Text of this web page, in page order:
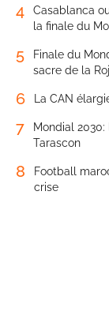
4
Casablanca
la finale du
5
Finale du
sacre de la
6 La CAN
7
Mondial
Tarascon
8
Football
crise